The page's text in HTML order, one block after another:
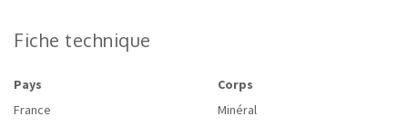
Fiche technique
Pays
France
Corps
Minéral